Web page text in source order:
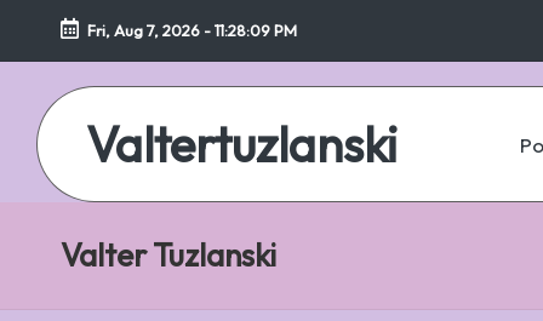
Skip
content
Fri, Aug 7, 2026 -11:28:09 PM
Valtertuzlanski
Valter Tuzlanski